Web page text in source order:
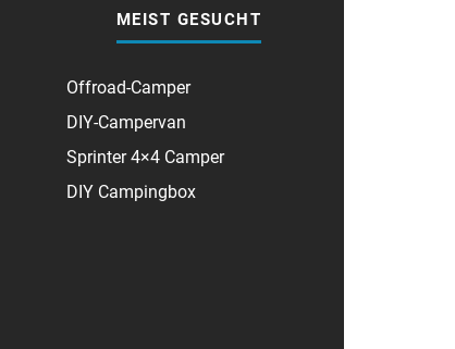
MEIST GESUCHT
Offroad-Camper
DIY-Campervan
Sprinter 4×4 Camper
DIY Campingbox